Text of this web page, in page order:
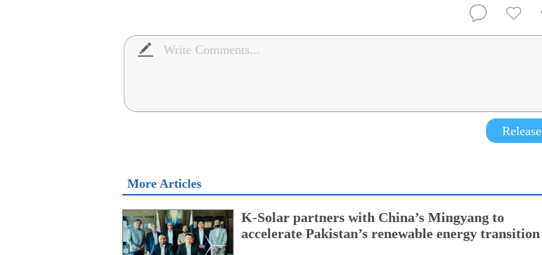
Release
More Articles
K-Solar partners with China’s Mingyang to
accelerate Pakistan’s renewable energy transition